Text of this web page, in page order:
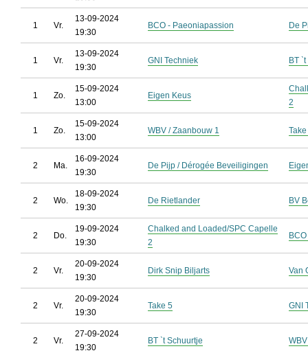
1 Vr.
13-09-2024
19:30
BCO - Paeoniapassion De
1 Vr.
13-09-2024
19:30
GNI Techniek BT
1 Zo.
15-09-2024
13:00
Eigen Keus
2
1 Zo.
15-09-2024
13:00
WBV / Zaanbouw 1
2 Ma.
16-09-2024
19:30
De Pijp / Dérogée Beveiligingen
2 Wo.
18-09-2024
19:30
De Rietlander BV
2 Do.
19-09-2024
19:30
Chalked and Loaded/SPC Capelle
2
2 Vr.
20-09-2024
19:30
Dirk Snip Biljarts Van
2 Vr.
20-09-2024
19:30
Take 5 GNI
2 Vr.
27-09-2024
19:30
BT `t Schuurtje